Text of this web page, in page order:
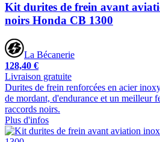
Kit durites de frein avant
noirs Honda CB 1300
La Bécanerie
128,40 €
Livraison gratuite
Durites de frein renforcées en acier
de mordant, d'endurance et un meilleur
raccords noirs.
Plus d'infos